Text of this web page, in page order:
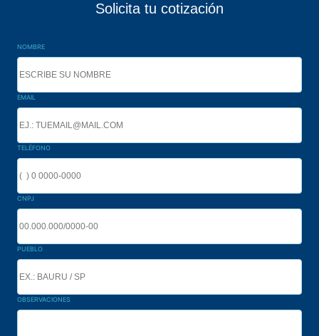
Solicita tu cotización
NOMBRE
EMAIL
TELÉFONO
CNPJ
PUEBLO
OBSERVACIONES